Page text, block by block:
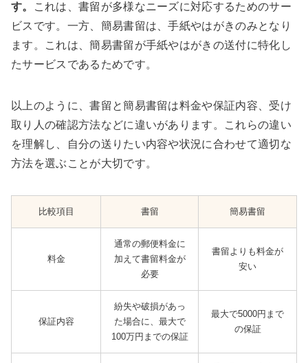
す。
これは、書留が多様なニーズに対応するためのサー
ビスです。一方、簡易書留は、手紙やはがきのみとなり
ます。これは、簡易書留が手紙やはがきの送付に特化し
たサービスであるためです。
以上のように、書留と簡易書留は料金や保証内容、受け
取り人の確認方法などに違いがあります。これらの違い
を理解し、自分の送りたい内容や状況に合わせて適切な
方法を選ぶことが大切です。
比較項目 書留 簡易書留
料金
通常の郵便料金に
加えて書留料金が
必要
書留よりも料金が
安い
保証内容
紛失や破損があっ
た場合に、最大で
100万円までの保証
最大で5000円まで
の保証